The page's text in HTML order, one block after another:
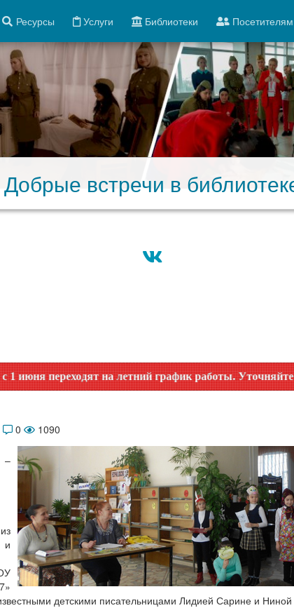
Ресурсы Услуги Библиотеки Посетителям
Добрые встречи в
на летний график работы. Уточняйте время
0
1090
–
детскими писательницами Лидией Сарине и